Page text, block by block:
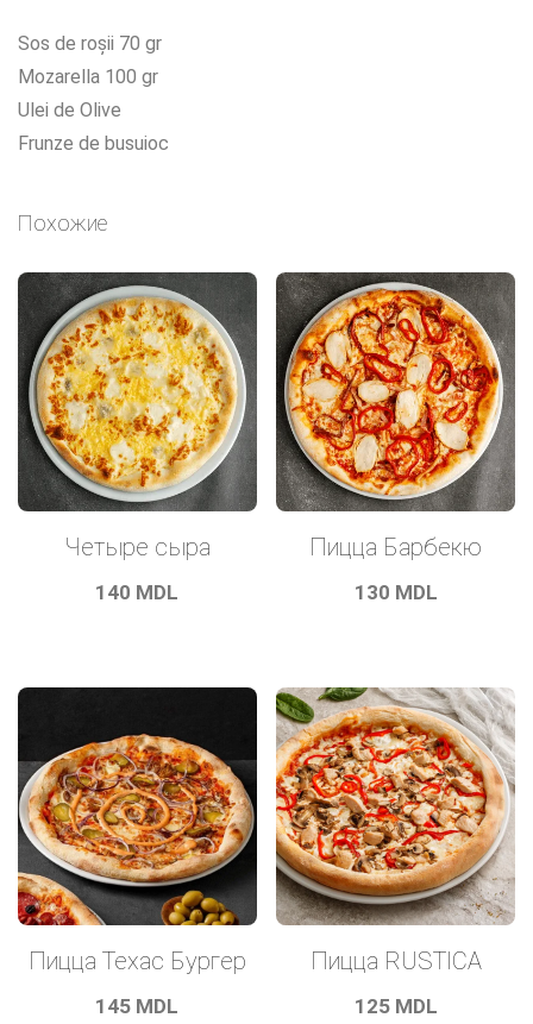
Sos de roșii 70 gr
Mozarella 100 gr
Ulei de Olive
Frunze de busuioc
Похожие
Четыре сыра
140 MDL
Пицца Барбекю
130 MDL
Пицца Техас Бургер
145 MDL
Пицца RUSTICA
125 MDL